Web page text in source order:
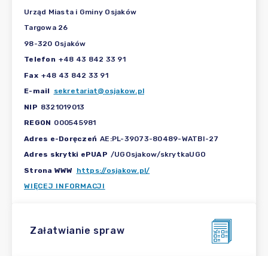
Urząd Miasta i Gminy Osjaków
Targowa 26
98-320 Osjaków
Telefon +48 43 842 33 91
Fax +48 43 842 33 91
E-mail
sekretariat@osjakow.pl
NIP 8321019013
REGON 000545981
Adres e-Doręczeń AE:PL-39073-80489-WATBI-27
Adres skrytki ePUAP /UGOsjakow/skrytkaUGO
Strona WWW https://osjakow.pl/
WIĘCEJ INFORMACJI
Załatwianie spraw